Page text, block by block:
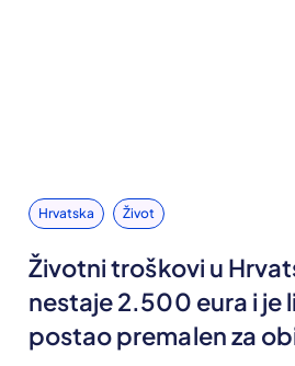
Hrvatska Život
Životni troškovi u
nestaje 2.500 eura i je
postao premalen za